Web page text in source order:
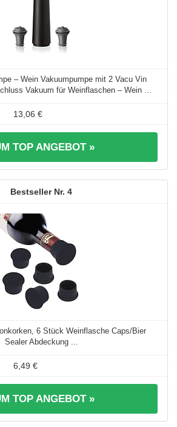
– Wein Vakuumpumpe mit 2 Vacu Vin
Vakuum für Weinflaschen – Wein ...
13,06 €
TOP ANGEBOT »
4
6 Stück Weinflasche Caps/Bier
Sealer Abdeckung ...
6,49 €
TOP ANGEBOT »